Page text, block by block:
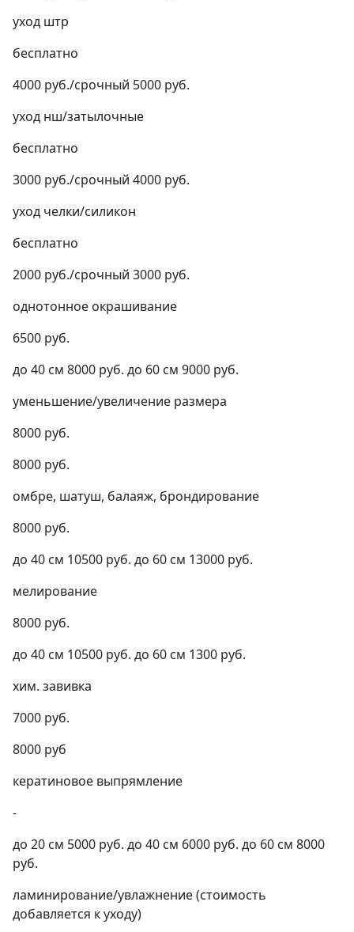
уход штр
бесплатно
4000 руб./срочный 5000 руб.
уход нш/затылочные
бесплатно
3000 руб./срочный 4000 руб.
уход челки/силикон
бесплатно
2000 руб./срочный 3000 руб.
однотонное окрашивание
6500 руб.
до 40 см 8000 руб. до 60 см 9000 руб.
уменьшение/увеличение размера
8000 руб.
8000 руб.
омбре, шатуш, балаяж, брондирование
8000 руб.
до 40 см 10500 руб. до 60 см 13000 руб.
мелирование
8000 руб.
до 40 см 10500 руб. до 60 см 1300 руб.
хим. завивка
7000 руб.
8000 руб
кератиновое выпрямление
-
до 20 см 5000 руб. до 40 см 6000 руб. до 60 см 8000
руб.
ламинирование/увлажнение (стоимость
добавляется к уходу)